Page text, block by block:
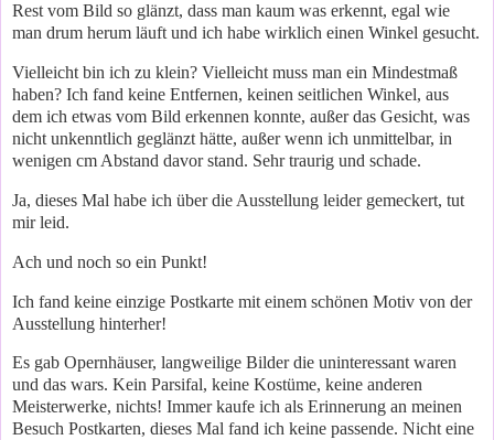
Rest vom Bild so glänzt, dass man kaum was erkennt, egal wie
man drum herum läuft und ich habe wirklich einen Winkel gesucht.
Vielleicht bin ich zu klein? Vielleicht muss man ein Mindestmaß
haben? Ich fand keine Entfernen, keinen seitlichen Winkel, aus
dem ich etwas vom Bild erkennen konnte, außer das Gesicht, was
nicht unkenntlich geglänzt hätte, außer wenn ich unmittelbar, in
wenigen cm Abstand davor stand. Sehr traurig und schade.
Ja, dieses Mal habe ich über die Ausstellung leider gemeckert, tut
mir leid.
Ach und noch so ein Punkt!
Ich fand keine einzige Postkarte mit einem schönen Motiv von der
Ausstellung hinterher!
Es gab Opernhäuser, langweilige Bilder die uninteressant waren
und das wars. Kein Parsifal, keine Kostüme, keine anderen
Meisterwerke, nichts! Immer kaufe ich als Erinnerung an meinen
Besuch Postkarten, dieses Mal fand ich keine passende. Nicht eine